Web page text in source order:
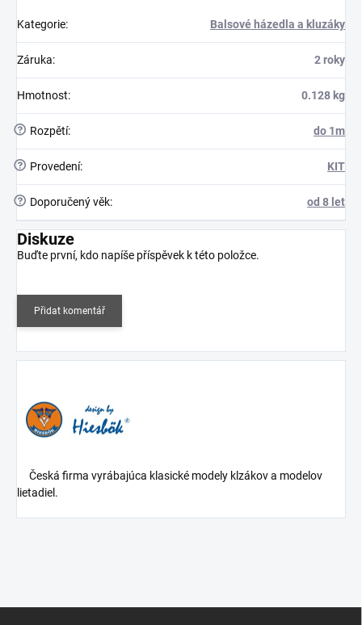
Kategorie: Balsové házedla a kluzáky
Záruka: 2 roky
Hmotnost: 0.128 kg
? Rozpětí: do 1m
? Provedení: KIT
? Doporučený věk: od 8 let
Diskuze
Buďte první, kdo napíše příspěvek k této položce.
Přidat komentář
Česká firma vyrábajúca klasické modely klzákov a modelov
lietadiel.